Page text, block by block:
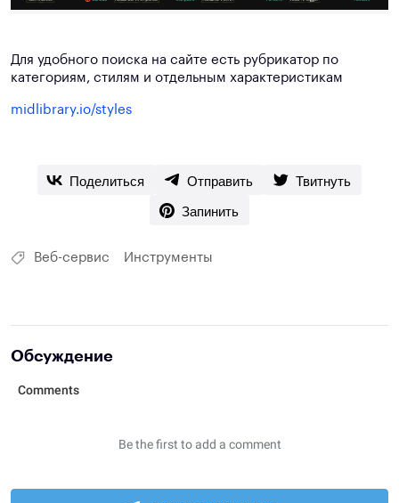
Для удобного поиска на сайте есть рубрикатор по
категориям, стилям и отдельным характеристикам
midlibrary.io/styles
Поделиться Отправить
Твитнуть
Запинить
Веб-сервис Инструменты
Обсуждение